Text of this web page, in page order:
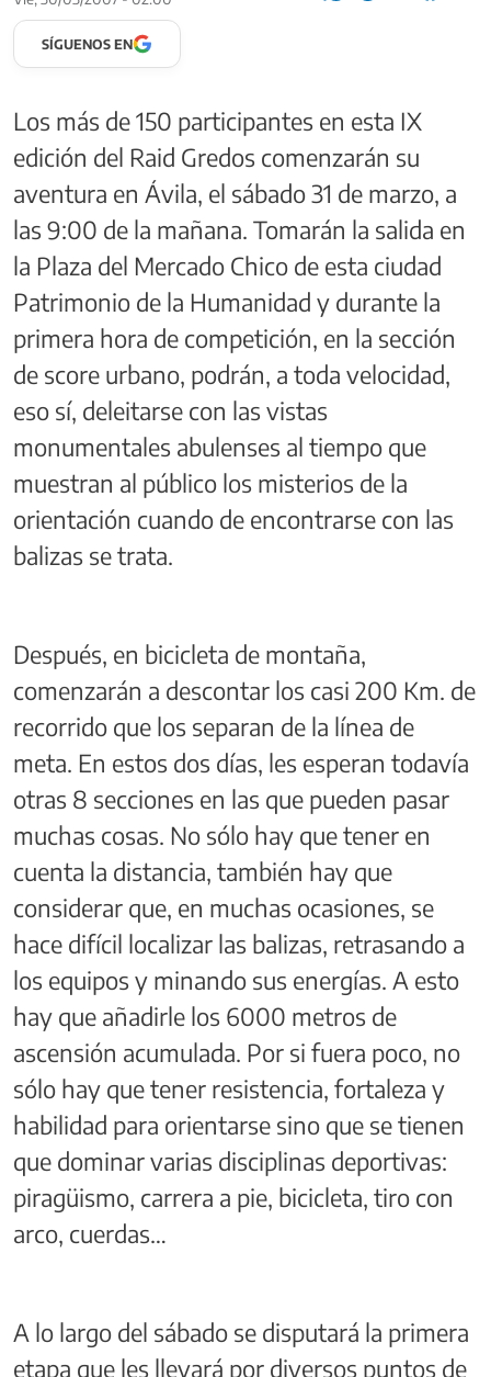
SÍGUENOS EN
Los más de 150 participantes en esta IX
edición del Raid Gredos comenzarán su
aventura en Ávila, el sábado 31 de marzo, a
las 9:00 de la mañana. Tomarán la salida en
la Plaza del Mercado Chico de esta ciudad
Patrimonio de la Humanidad y durante la
primera hora de competición, en la sección
de score urbano, podrán, a toda velocidad,
eso sí, deleitarse con las vistas
monumentales abulenses al tiempo que
muestran al público los misterios de la
orientación cuando de encontrarse con las
balizas se trata.
Después, en bicicleta de montaña,
comenzarán a descontar los casi 200 Km. de
recorrido que los separan de la línea de
meta. En estos dos días, les esperan todavía
otras 8 secciones en las que pueden pasar
muchas cosas. No sólo hay que tener en
cuenta la distancia, también hay que
considerar que, en muchas ocasiones, se
hace difícil localizar las balizas, retrasando a
los equipos y minando sus energías. A esto
hay que añadirle los 6000 metros de
ascensión acumulada. Por si fuera poco, no
sólo hay que tener resistencia, fortaleza y
habilidad para orientarse sino que se tienen
que dominar varias disciplinas deportivas:
piragüismo, carrera a pie, bicicleta, tiro con
arco, cuerdas…
A lo largo del sábado se disputará la primera
etapa que les llevará por diversos puntos de